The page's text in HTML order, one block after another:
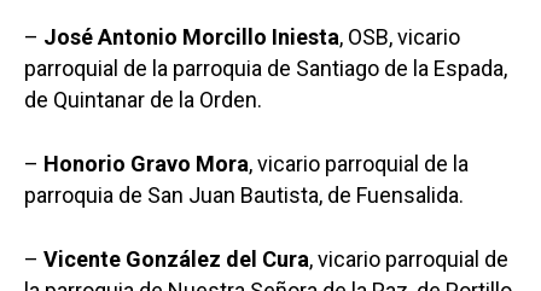
– José Antonio Morcillo Iniesta, OSB, vicario
parroquial de la parroquia de Santiago de la Espada,
de Quintanar de la Orden.
– Honorio Gravo Mora, vicario parroquial de la
parroquia de San Juan Bautista, de Fuensalida.
– Vicente González del Cura, vicario parroquial de
Ciudad Real
Guadalajara
Sanidad
Economía
Cultura
Deportes
Sucesos